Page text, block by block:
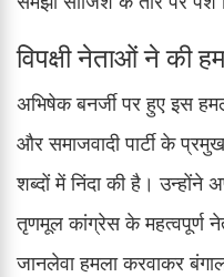
विपक्षी नेताओं ने की
अभिषेक बनर्जी पर हुए इस
और समाजवादी पार्टी के
शब्दों में निंदा की है।
तृणमूल कांग्रेस के महत्वपूर्ण
जानलेवा हमला करवाकर